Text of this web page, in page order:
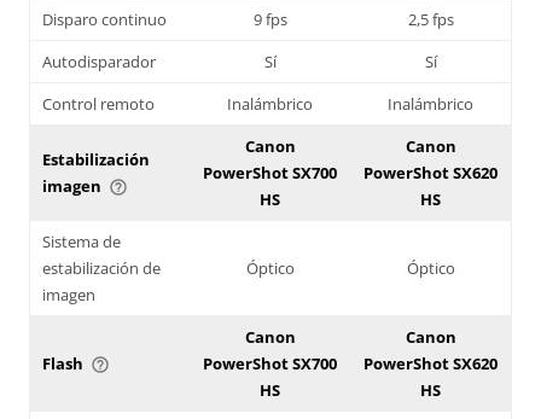
Disparo continuo 9 fps
2,5 fps
Autodisparador
Sí
Sí
Control remoto
Inalámbrico Inalámbrico
Estabilización
imagen help_outline
Canon
PowerShot SX700
HS
Canon
PowerShot SX620
HS
Sistema de
estabilización de
imagen
Óptico Óptico
Flash help_outline
Canon
PowerShot SX700
HS
Canon
PowerShot SX620
HS